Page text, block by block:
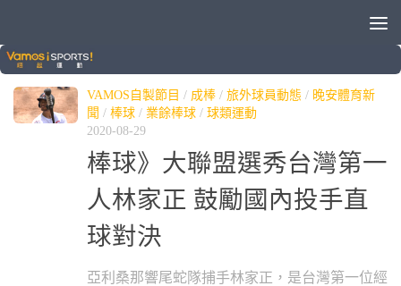
標籤：捕手
VAMOS自製節目 / 成棒 / 旅外球員動態 / 晚安體育新
聞 / 棒球 / 業餘棒球 / 球類運動
2020-08-29
棒球》大聯盟選秀台灣第一
人林家正 鼓勵國內投手直
球對決
亞利桑那響尾蛇隊捕手林家正，是台灣第一位經